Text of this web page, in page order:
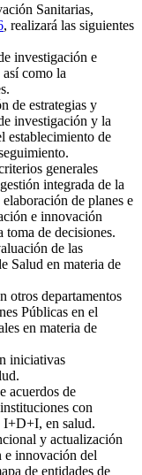
Sanitarias,
, realizará las siguientes
investigación e
como la
de estrategias y
investigación y la
establecimiento de
generales
integrada de la
de planes e
e innovación
toma de decisiones.
de las
Salud en materia de
otros departamentos
Públicas en el
en materia de
iniciativas
acuerdos de
con
I+D+I, en salud.
y actualización
e innovación del
de entidades de